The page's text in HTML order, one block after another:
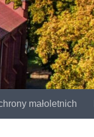
małoletnich